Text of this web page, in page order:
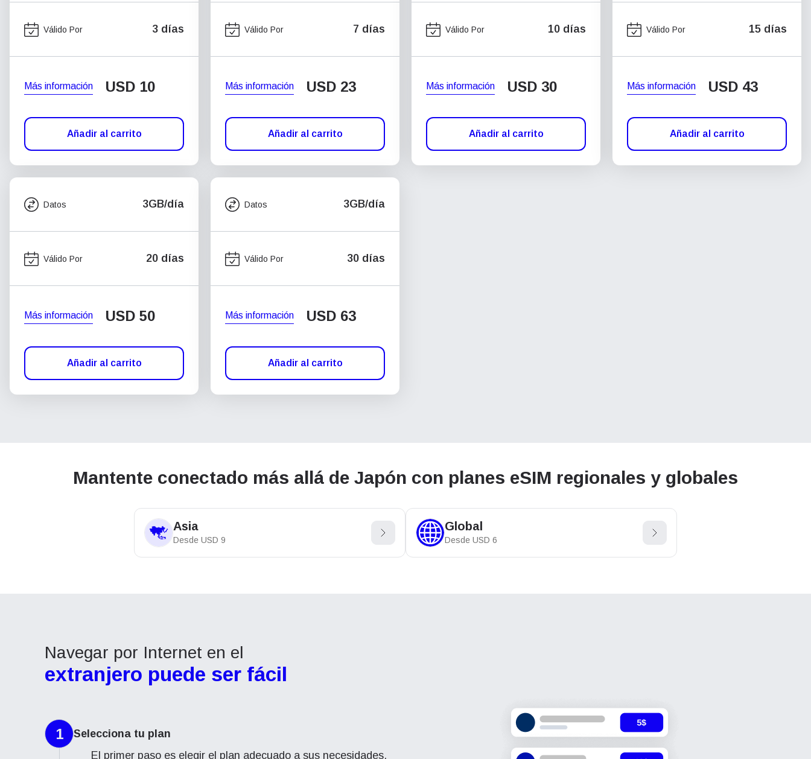
Válido Por 3 días
Más información USD 10
Añadir al carrito
Válido Por 7 días
Más información USD 23
Añadir al carrito
Válido Por 10 días
Más información USD 30
Añadir al carrito
Válido Por 15 días
Más información USD 43
Añadir al carrito
Datos 3GB/día
Válido Por 20 días
Más información USD 50
Añadir al carrito
Datos 3GB/día
Válido Por 30 días
Más información USD 63
Añadir al carrito
Mantente conectado más allá de Japón con planes eSIM regionales y globales
Asia
Desde USD 9
Global
Desde USD 6
Navegar por Internet en el
extranjero puede ser fácil
1
Selecciona tu plan
El primer paso es elegir el plan adecuado a sus necesidades.